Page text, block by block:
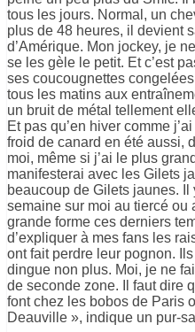
tous les jours. Normal, un
plus de 48 heures, il devient
d’Amérique. Mon jockey, je
se les gèle le petit. Et c’est
ses coucougnettes
tous les matins aux
un bruit de métal tellement
Et pas qu’en hiver comme
froid de canard en été aussi,
moi, même si j’ai le plus
manifesterai avec les Gilets
beaucoup de Gilets jaunes.
semaine sur moi au tiercé ou
grande forme ces derniers
d’expliquer à mes fans les
ont fait perdre leur pognon.
dingue non plus. Moi, je ne
de seconde zone. Il faut dire
font chez les bobos de Paris
Deauville », indique un pur-